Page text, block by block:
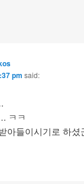
pm said:
ㅋㅋ
아들이시기로 하셨